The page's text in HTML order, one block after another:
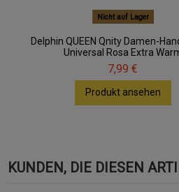
Nicht auf Lager
Delphin QUEEN Qnity Damen-
Universal Rosa Extra
7,99 €
Produkt ansehen
KUNDEN, DIE DIESEN